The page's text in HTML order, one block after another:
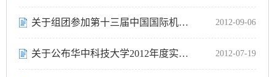
关于组团参加第十三届中国国际机电产品博览会的通知 2012-09-06
关于公布华中科技大学2012年度实验技术研究项目的通知 2012-07-19